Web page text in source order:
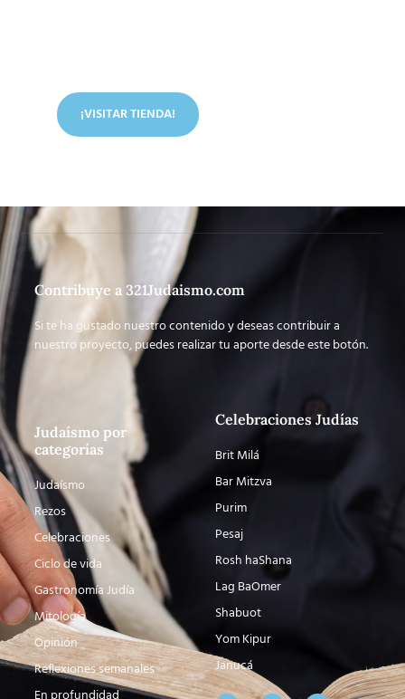
¡VISITAR TIENDA!
Contribuye a 321Judaismo.com
Si te ha gustado nuestro contenido y deseas contribuir a
nuestro proyecto, puedes realizar tu aporte desde este botón.
Judaísmo por
categorías
Judaísmo
Rezos
Celebraciones
Ciclo de vida
Gastronomía Judía
Mitología
Opinión
Reflexiones semanales
Celebraciones Judías
Brit Milá
Bar Mitzva
Purim
Pesaj
Rosh haShana
Lag BaOmer
Shabuot
Yom Kipur
Janucá